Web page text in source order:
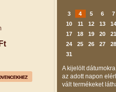
3
4 5 6 7
10
11 12 13 14
17
18 19 20 21
24
25 26 27 28
31
A kijelölt
az adott napon
vált termékeket